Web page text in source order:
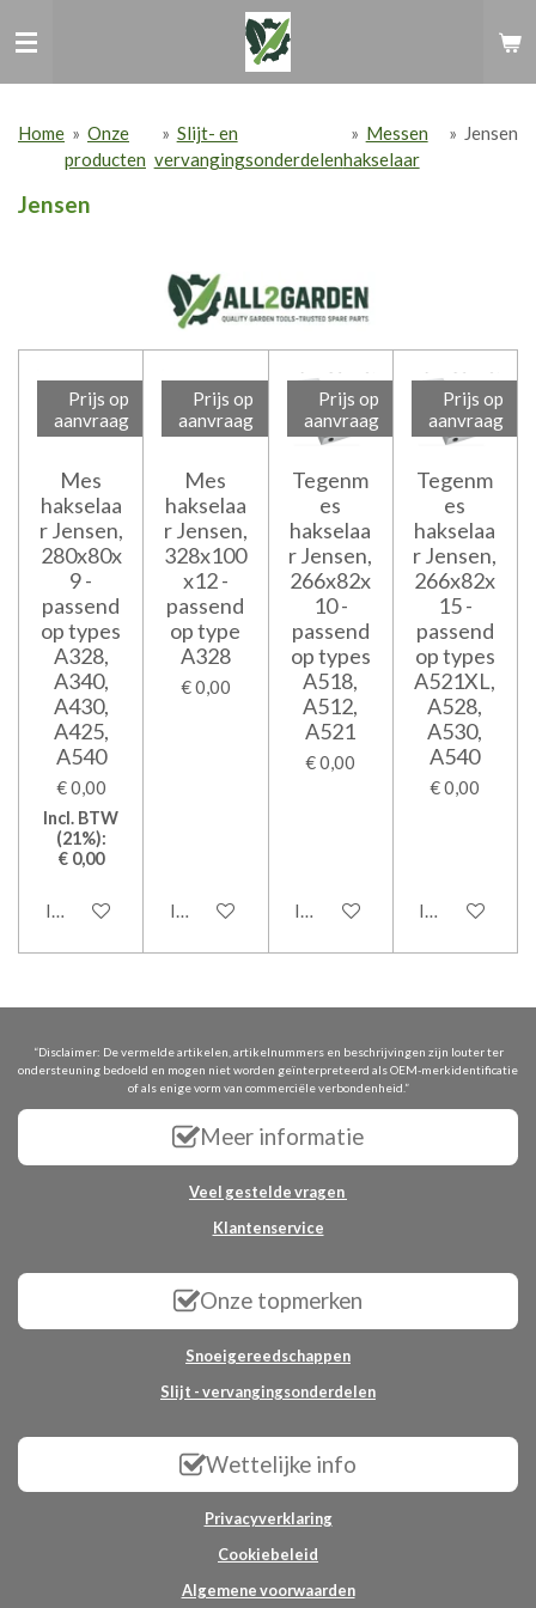
direct
hoofdinhoud
Home » Onze
producten
» Slijt- en
vervangingsonderdelen
» Messen
hakselaar
» Jensen
Jensen
Prijs op
aanvraag
Mes
hakselaa
r Jensen,
280x80x
9 -
passend
op types
A328,
A340,
A430,
A425,
A540
€ 0,00
Incl. BTW
(21%):
€ 0,00
In winkelwagen
Prijs op
aanvraag
Mes
hakselaa
r Jensen,
328x100
x12 -
passend
op type
A328
€ 0,00
In winkelwagen
Prijs op
aanvraag
Tegenm
es
hakselaa
r Jensen,
266x82x
10 -
passend
op types
A518,
A512,
A521
€ 0,00
In winkelwagen
Prijs op
aanvraag
Tegenm
es
hakselaa
r Jensen,
266x82x
15 -
passend
op types
A521XL,
A528,
A530,
A540
€ 0,00
In
“Disclaimer: De vermelde artikelen, artikelnummers en beschrijvingen zijn louter ter
ondersteuning bedoeld en mogen niet worden geïnterpreteerd als OEM-merkidentificatie
of als enige vorm van commerciële verbondenheid.”
Meer informatie
Veel gestelde vragen
Klantenservice
Onze topmerken
Snoeigereedschappen
Slijt - vervangingsonderdelen
Wettelijke info
Privacyverklaring
Cookiebeleid
Algemene voorwaarden